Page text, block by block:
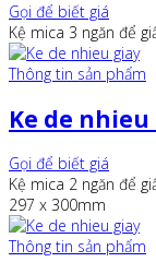
Gọi để biết giá
Kệ mica 3 ngăn để
Thông tin sản phẩm
Ke de
Gọi để biết giá
Kệ mica 2 ngăn để
297 x 300mm
Thông tin sản phẩm